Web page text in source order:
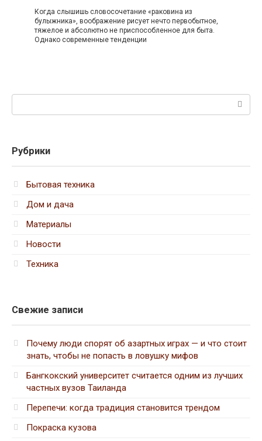
Когда слышишь словосочетание «раковина из
булыжника», воображение рисует нечто первобытное,
тяжелое и абсолютно не приспособленное для быта.
Однако современные тенденции
Рубрики
Бытовая техника
Дом и дача
Материалы
Новости
Техника
Свежие записи
Почему люди спорят об азартных играх — и что стоит
знать, чтобы не попасть в ловушку мифов
Бангкокский университет считается одним из лучших
частных вузов Таиланда
Перепечи: когда традиция становится трендом
Покраска кузова